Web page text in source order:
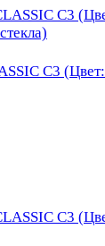
С3